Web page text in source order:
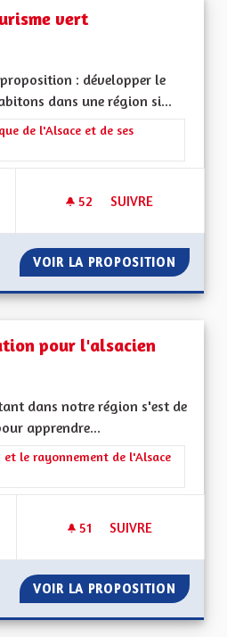
vert
: développer le
dans une région si...
catégorie : L'attractivité
de l'Alsace et de ses
52 52 ABONNÉS
SUIVRE
VOIR LA PROPOSITION
pour l'alsacien
dans notre région s'est de
apprendre...
catégorie : La Culture, l'Education et
le rayonnement de l'Alsace
51 51 ABONNÉS
SUIVRE
VOIR LA PROPOSITION